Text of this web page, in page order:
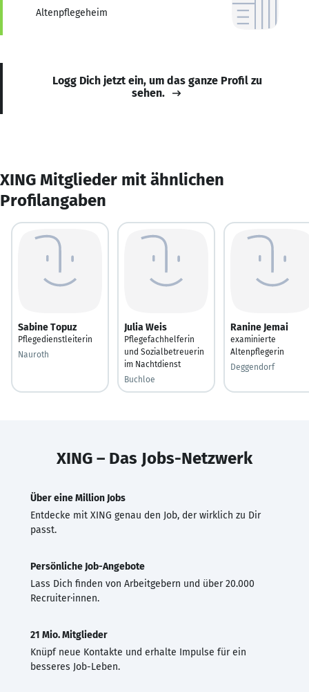
Altenpflegeheim
Logg Dich jetzt ein, um das ganze Profil zu
sehen.
XING Mitglieder mit ähnlichen
Profilangaben
Sabine Topuz
Pflegedienstleiterin
Nauroth
Julia Weis
Pflegefachhelferin
und Sozialbetreuerin
im Nachtdienst
Buchloe
Ranine Jemai
examinierte
Altenpflegerin
Deggendorf
XING – Das Jobs-Netzwerk
Über eine Million Jobs
Entdecke mit XING genau den Job, der wirklich zu Dir
passt.
Persönliche Job-Angebote
Lass Dich finden von Arbeitgebern und über 20.000
Recruiter·innen.
21 Mio. Mitglieder
Knüpf neue Kontakte und erhalte Impulse für ein
besseres Job-Leben.